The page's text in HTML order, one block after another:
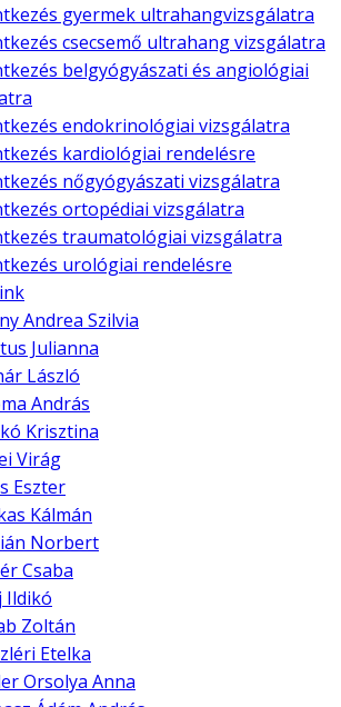
gyermek ultrahangvizsgálatra
csecsemő ultrahang vizsgálatra
belgyógyászati és angiológiai
endokrinológiai vizsgálatra
kardiológiai rendelésre
nőgyógyászati vizsgálatra
ortopédiai vizsgálatra
traumatológiai vizsgálatra
urológiai rendelésre
Andrea Szilvia
Julianna
László
András
Krisztina
Virág
Eszter
Kálmán
Norbert
Csaba
Ildikó
Zoltán
Etelka
Orsolya Anna